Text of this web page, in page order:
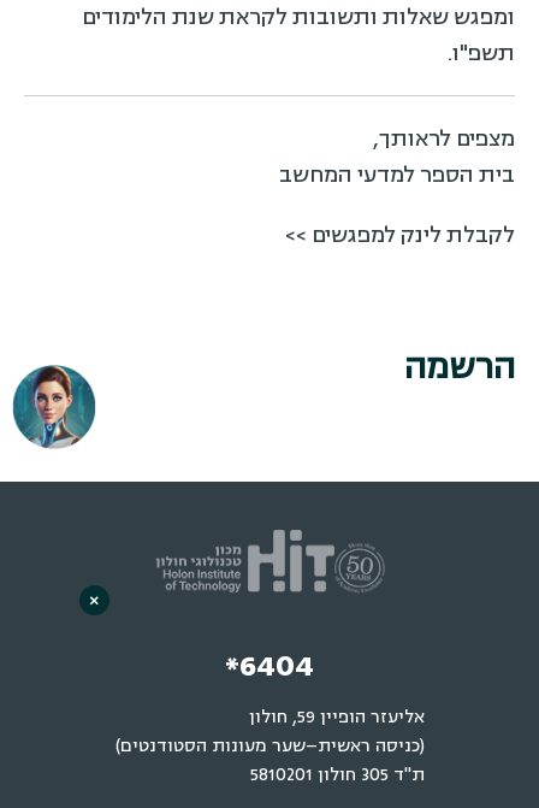
ומפגש שאלות ותשובות לקראת שנת הלימודים
תשפ"ו.
מצפים לראותך,
בית הספר למדעי המחשב
לקבלת לינק למפגשים >>
הרשמה
*6404
אליעזר הופיין 59, חולון
(כניסה ראשית–שער מעונות הסטודנטים)
ת"ד 305 חולון 5810201
×